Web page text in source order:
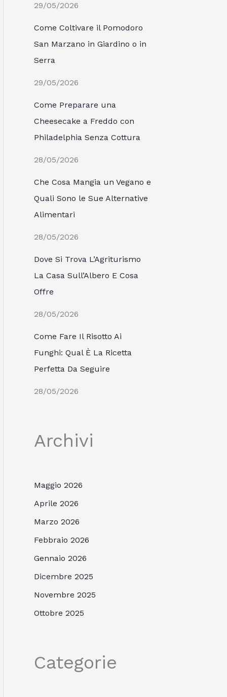
29/05/2026
Come Coltivare il Pomodoro
San Marzano in Giardino o in
Serra
29/05/2026
Come Preparare una
Cheesecake a Freddo con
Philadelphia Senza Cottura
28/05/2026
Che Cosa Mangia un Vegano e
Quali Sono le Sue Alternative
Alimentari
28/05/2026
Dove Si Trova L’Agriturismo
La Casa Sull’Albero E Cosa
Offre
28/05/2026
Come Fare Il Risotto Ai
Funghi: Qual È La Ricetta
Perfetta Da Seguire
28/05/2026
Archivi
Maggio 2026
Aprile 2026
Marzo 2026
Febbraio 2026
Gennaio 2026
Dicembre 2025
Novembre 2025
Ottobre 2025
Categorie